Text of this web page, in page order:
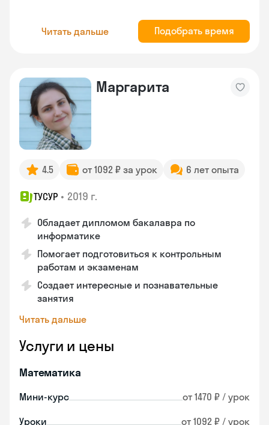
Читать дальше Подобрать время
Маргарита
4.5 от 1092 ₽ за урок 6 лет опыта
ТУСУР • 2019 г.
Обладает дипломом бакалавра по
информатике
Помогает подготовиться к контрольным
работам и экзаменам
Создает интересные и познавательные
занятия
Читать дальше
Услуги и цены
Математика
Мини-курс от 1470 ₽ / урок
Уроки от 1092 ₽ / урок